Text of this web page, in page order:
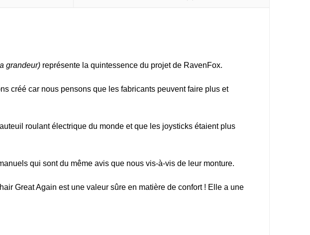
grandeur)représente la quintessence du projet de RavenFox.
créé car nous pensons que les fabricants peuvent faire plus et
roulant électrique du monde et que les joysticks étaient plus
qui sont du même avis que nous vis-à-vis de leur monture.
Great Again est une valeur sûre en matière de confort ! Elle a une